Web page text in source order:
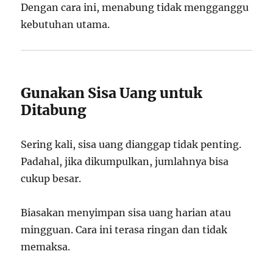
Dengan cara ini, menabung tidak mengganggu
kebutuhan utama.
Gunakan Sisa Uang untuk
Ditabung
Sering kali, sisa uang dianggap tidak penting.
Padahal, jika dikumpulkan, jumlahnya bisa
cukup besar.
Biasakan menyimpan sisa uang harian atau
mingguan. Cara ini terasa ringan dan tidak
memaksa.